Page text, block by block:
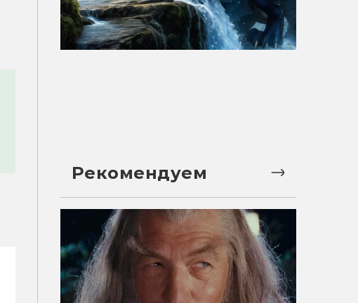
Рекомендуем